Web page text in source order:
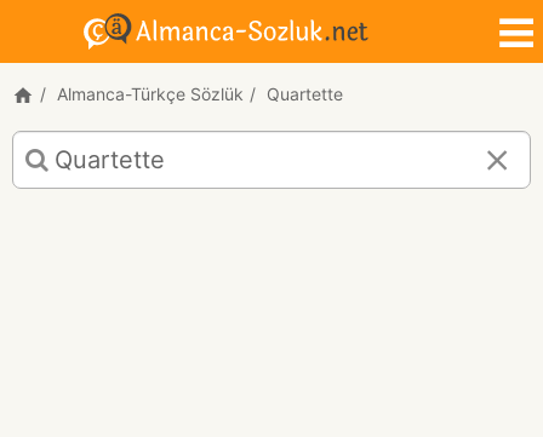
Almanca-Türkçe Sözlük Quartette
Quartette
için
Almanca-